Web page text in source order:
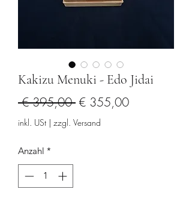
Kakizu Menuki - Edo Jidai
€ 395,00 Standardpreis
€ 355,00Sale-
inkl. USt | zzgl. Versand
Anzahl *